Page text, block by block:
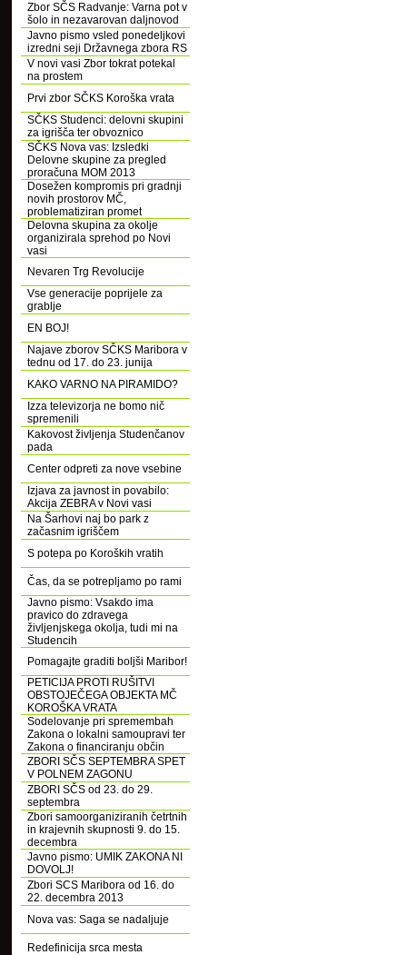
Zbor SČS Radvanje: Varna pot v
šolo in nezavarovan daljnovod
Javno pismo vsled ponedeljkovi
izredni seji Državnega zbora RS
V novi vasi Zbor tokrat potekal
na prostem
Prvi zbor SČKS Koroška vrata
SČKS Studenci: delovni skupini
za igrišča ter obvoznico
SČKS Nova vas: Izsledki
Delovne skupine za pregled
proračuna MOM 2013
Dosežen kompromis pri gradnji
novih prostorov MČ,
problematiziran promet
Delovna skupina za okolje
organizirala sprehod po Novi
vasi
Nevaren Trg Revolucije
Vse generacije poprijele za
grablje
EN BOJ!
Najave zborov SČKS Maribora v
tednu od 17. do 23. junija
KAKO VARNO NA PIRAMIDO?
Izza televizorja ne bomo nič
spremenili
Kakovost življenja Studenčanov
pada
Center odpreti za nove vsebine
Izjava za javnost in povabilo:
Akcija ZEBRA v Novi vasi
Na Šarhovi naj bo park z
začasnim igriščem
S potepa po Koroških vratih
Čas, da se potrepljamo po rami
Javno pismo: Vsakdo ima
pravico do zdravega
življenjskega okolja, tudi mi na
Studencih
Pomagajte graditi boljši Maribor!
PETICIJA PROTI RUŠITVI
OBSTOJEČEGA OBJEKTA MČ
KOROŠKA VRATA
Sodelovanje pri spremembah
Zakona o lokalni samoupravi ter
Zakona o financiranju občin
ZBORI SČS SEPTEMBRA SPET
V POLNEM ZAGONU
ZBORI SČS od 23. do 29.
septembra
Zbori samoorganiziranih četrtnih
in krajevnih skupnosti 9. do 15.
decembra
Javno pismo: UMIK ZAKONA NI
DOVOLJ!
Zbori SCS Maribora od 16. do
22. decembra 2013
Nova vas: Saga se nadaljuje
Redefinicija srca mesta